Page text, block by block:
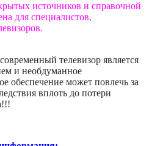
источников и справочной
для специалистов,
телевизор является
и необдуманное
обеспечение может повлечь за
вплоть до потери